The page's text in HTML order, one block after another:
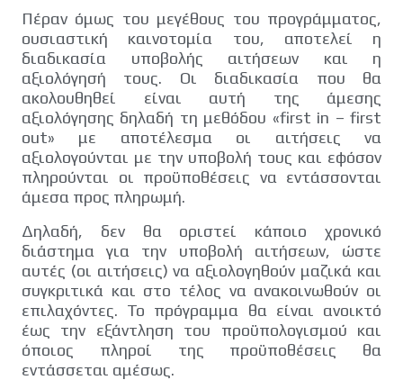
Πέραν όμως του μεγέθους του προγράμματος,
ουσιαστική καινοτομία του, αποτελεί η
διαδικασία υποβολής αιτήσεων και η
αξιολόγησή τους. Οι διαδικασία που θα
ακολουθηθεί είναι αυτή της άμεσης
αξιολόγησης δηλαδή τη μεθόδου «first in – first
out» με αποτέλεσμα οι αιτήσεις να
αξιολογούνται με την υποβολή τους και εφόσον
πληρούνται οι προϋποθέσεις να εντάσσονται
άμεσα προς πληρωμή.
Δηλαδή, δεν θα οριστεί κάποιο χρονικό
διάστημα για την υποβολή αιτήσεων, ώστε
αυτές (οι αιτήσεις) να αξιολογηθούν μαζικά και
συγκριτικά και στο τέλος να ανακοινωθούν οι
επιλαχόντες. Το πρόγραμμα θα είναι ανοικτό
έως την εξάντληση του προϋπολογισμού και
όποιος πληροί της προϋποθέσεις θα
εντάσσεται αμέσως.